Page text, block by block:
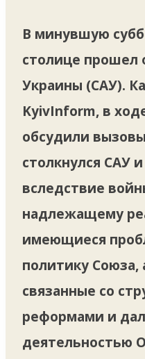
В минувшую
столице прошел
Украины (САУ).
KyivInform, в
обсудили
столкнулся САУ
вследствие
надлежащему
имеющиеся
политику Союза,
связанные со
реформами и
деятельностью